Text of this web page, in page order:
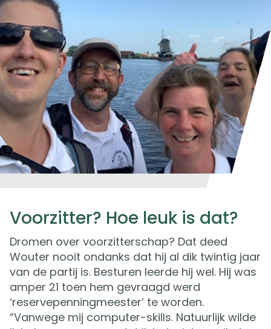
Voorzitter? Hoe leuk is dat?
Dromen over voorzitterschap? Dat deed
Wouter nooit ondanks dat hij al dik twintig jaar
van de partij is. Besturen leerde hij wel. Hij was
amper 21 toen hem gevraagd werd
‘reservepenningmeester’ te worden.
“Vanwege mij computer-skills. Natuurlijk wilde